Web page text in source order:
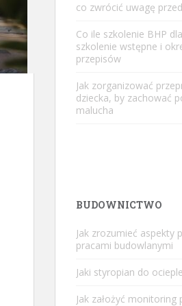
co zwrócić uwagę
Co ile szkolenie BHP
szkolenie wstępne i
przepisów
Jak zorganizować
dziecka, by zachować
malucha
BUDOWNICTWO
Jak zrozumieć aspekty
pracami budowlanymi
Jaki styropian do
Jak założyć